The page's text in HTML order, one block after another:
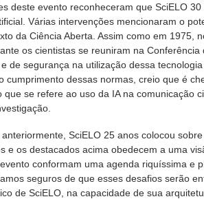
deste evento reconheceram que SciELO
Várias intervenções mencionaram o
da Ciência Aberta. Assim como em 1975,
os cientistas se reuniram na
de segurança na utilização dessa
cumprimento dessas normas, creio que é
que se refere ao uso da IA na comunicação
SciELO 25 anos colocou
e os destacados acima obedecem a uma
conformam uma agenda riquíssima e
seguros de que esses desafios serão
de SciELO, na capacidade de sua